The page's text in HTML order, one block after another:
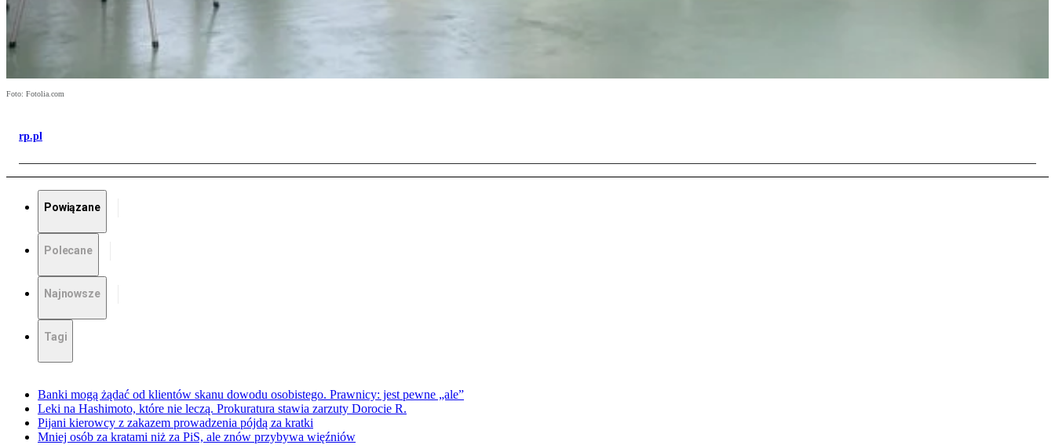
Foto: Fotolia.com
rp.pl
Powiązane
Polecane
Najnowsze
Tagi
Banki mogą żądać od klientów skanu dowodu osobistego. Prawnicy: jest pewne „ale”
Leki na Hashimoto, które nie leczą. Prokuratura stawia zarzuty Dorocie R.
Pijani kierowcy z zakazem prowadzenia pójdą za kratki
Mniej osób za kratami niż za PiS, ale znów przybywa więźniów